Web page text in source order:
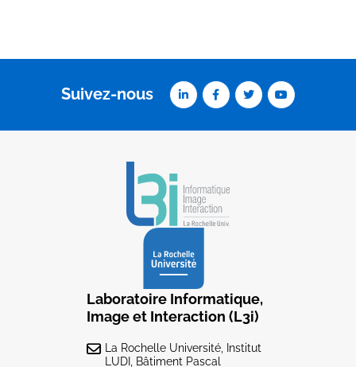
Suivez-nous
Laboratoire Informatique,
Image et Interaction (L3i)
La Rochelle Université, Institut
LUDI, Bâtiment Pascal